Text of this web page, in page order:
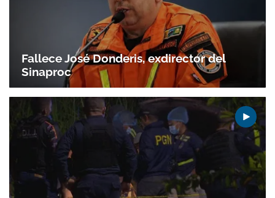
ACEPTAR
Fallece José Donderis, exdirector del
Sinaproc